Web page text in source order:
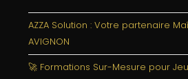
AZZA Solution : Votre partenaire
AVIGNON
🚀 Formations Sur-Mesure pour